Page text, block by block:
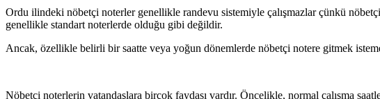
Ordu ilindeki nöbetçi noterler genellikle randevu sistemiyle çalışmazlar çünkü
genellikle standart noterlerde olduğu gibi değildir.
Ancak, özellikle belirli bir saatte veya yoğun dönemlerde nöbetçi notere gitmek
Nöbetçi noterlerin vatandaşlara birçok faydası vardır. Öncelikle, normal çalışma